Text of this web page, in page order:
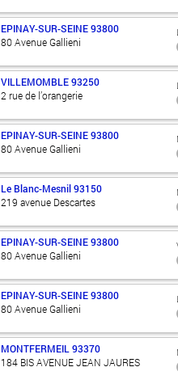
EPINAY-SUR-SEINE 93800
80 Avenue Gallieni
VILLEMOMBLE 93250
2 rue de l’orangerie
EPINAY-SUR-SEINE 93800
80 Avenue Gallieni
Le Blanc-Mesnil 93150
219 avenue Descartes
EPINAY-SUR-SEINE 93800
80 Avenue Gallieni
EPINAY-SUR-SEINE 93800
80 Avenue Gallieni
MONTFERMEIL 93370
184 BIS AVENUE JEAN JAURES